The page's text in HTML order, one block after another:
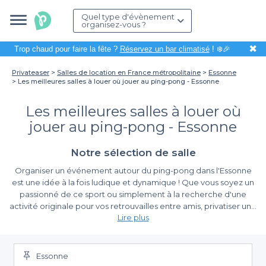
Quel type d'évènement
organisez-vous ?
Trop chaud pour faire la fête ? Réservez un bar climatisé! ❄️🎉 ✖
Privateaser Salles de location en France métropolitaine
Essonne
Les meilleures salles à louer où jouer au ping-pong - Essonne
Les meilleures salles à louer où
jouer au ping-pong - Essonne
Notre sélection de salle
Organiser un événement autour du ping-pong dans l'Essonne
est une idée à la fois ludique et dynamique ! Que vous soyez un
passionné de ce sport ou simplement à la recherche d'une
activité originale pour vos retrouvailles entre amis, privatiser une
salle dédiée à cette discipline est une solution enthousiasmante.
les liens entre les participants dans un cadre agréable et
Pourquoi choisir Privateaser pour votre réservation ?
Lorsque vous envisageez de louer une salle pour jouer au ping-
Lire plus
Essonne